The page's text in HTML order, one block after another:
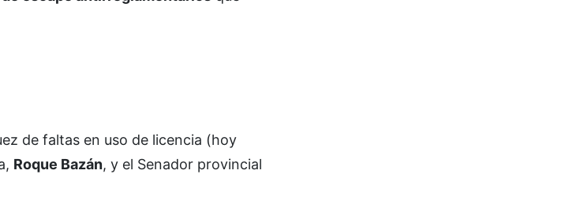
de faltas en uso de licencia (hoy
Roque Bazán, y el Senador provincial